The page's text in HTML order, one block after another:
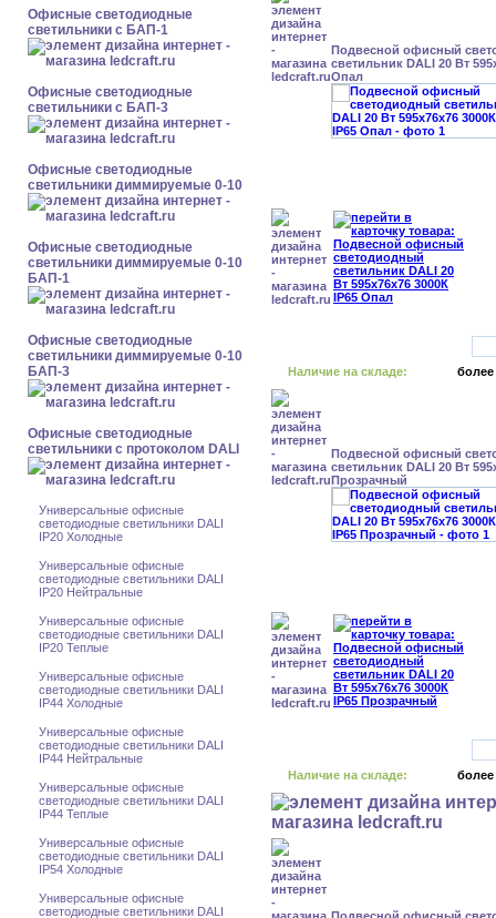
Офисные светодиодные
светильники с БАП-1
Офисные светодиодные
светильники с БАП-3
Офисные светодиодные
светильники диммируемые 0-10
Офисные светодиодные
светильники диммируемые 0-10
БАП-1
Офисные светодиодные
светильники диммируемые 0-10
БАП-3
Офисные светодиодные
светильники с протоколом DALI
Универсальные офисные
светодиодные светильники DALI
IP20 Холодные
Универсальные офисные
светодиодные светильники DALI
IP20 Нейтральные
Универсальные офисные
светодиодные светильники DALI
IP20 Теплые
Универсальные офисные
светодиодные светильники DALI
IP44 Холодные
Универсальные офисные
светодиодные светильники DALI
IP44 Нейтральные
Универсальные офисные
светодиодные светильники DALI
IP44 Теплые
Универсальные офисные
светодиодные светильники DALI
IP54 Холодные
Универсальные офисные
светодиодные светильники DALI
Подвесной офисный
светильник DALI 20 Вт
Опал
Наличие на складе: более
Подвесной офисный
светильник DALI 20 Вт
Прозрачный
Наличие на складе: более